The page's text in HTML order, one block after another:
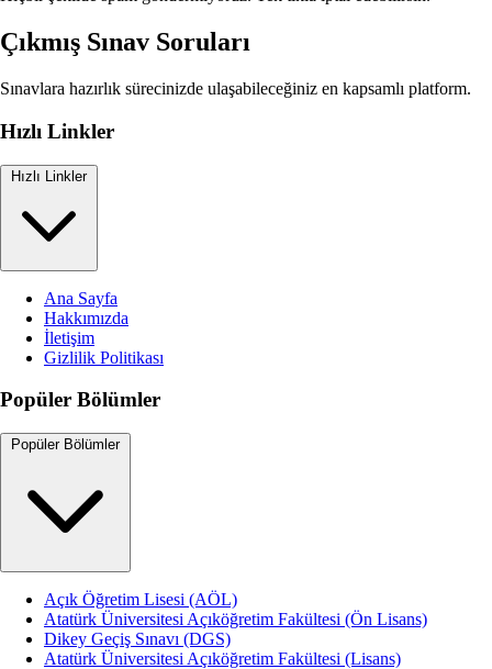
Çıkmış Sınav Soruları
Sınavlara hazırlık sürecinizde ulaşabileceğiniz en kapsamlı platform.
Hızlı Linkler
Hızlı Linkler
Ana Sayfa
Hakkımızda
İletişim
Gizlilik Politikası
Popüler Bölümler
Popüler Bölümler
Açık Öğretim Lisesi (AÖL)
Atatürk Üniversitesi Açıköğretim Fakültesi (Ön Lisans)
Dikey Geçiş Sınavı (DGS)
Atatürk Üniversitesi Açıköğretim Fakültesi (Lisans)